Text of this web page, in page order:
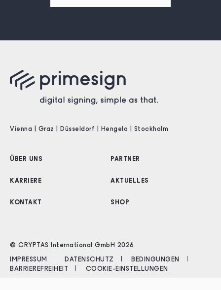
Vienna | Graz | Düsseldorf | Hengelo | Stockholm
ÜBER UNS PARTNER
KARRIERE AKTUELLES
KONTAKT SHOP
© CRYPTAS International GmbH 2026
IMPRESSUM DATENSCHUTZ
BEDINGUNGEN
BARRIEREFREIHEIT
COOKIE-EINSTELLUNGEN